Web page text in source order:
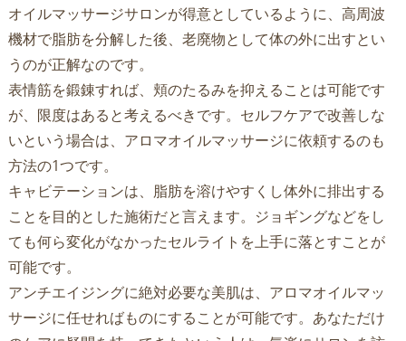
オイルマッサージサロンが得意としているように、高周波
機材で脂肪を分解した後、老廃物として体の外に出すとい
うのが正解なのです。
表情筋を鍛錬すれば、頬のたるみを抑えることは可能です
が、限度はあると考えるべきです。セルフケアで改善しな
いという場合は、アロマオイルマッサージに依頼するのも
方法の1つです。
キャビテーションは、脂肪を溶けやすくし体外に排出する
ことを目的とした施術だと言えます。ジョギングなどをし
ても何ら変化がなかったセルライトを上手に落とすことが
可能です。
アンチエイジングに絶対必要な美肌は、アロマオイルマッ
サージに任せればものにすることが可能です。あなただけ